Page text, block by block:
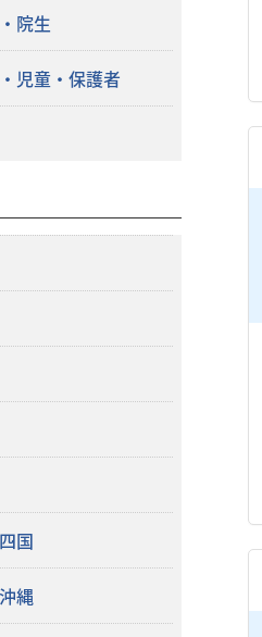
院生
児童・保護者
国
縄